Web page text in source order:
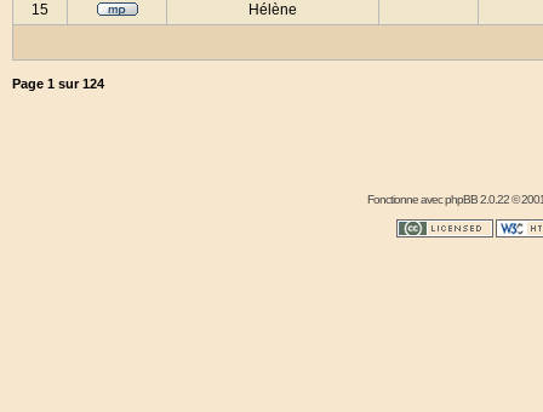
15
Hélène
Page 1 sur124
Fonctionne avecphpBB2.0.22 ©